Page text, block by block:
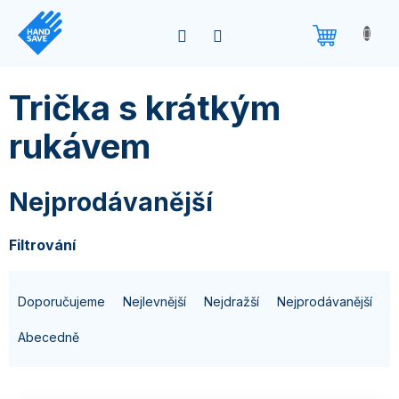
obsah
Trička s krátkým
rukávem
Nejprodávanější
Filtrování
a
z
Doporučujeme Nejlevnější Nejdražší Nejprodávanější
Abecedně